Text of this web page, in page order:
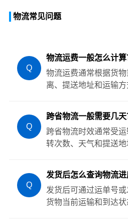
物流常见问题
Q
物流运费一般怎么计算
物流运费通常根据货
离、提送地址和运输方
Q
跨省物流一般需要几天
跨省物流时效通常受
转次数、天气和提送地
Q
发货后怎么查询物流进
发货后可通过运单号
货物当前运输和到达状